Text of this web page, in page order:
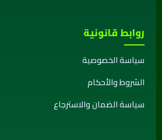
روابط قانونية
سياسة الخصوصية
الشروط والأحكام
سياسة الضمان والاسترجاع